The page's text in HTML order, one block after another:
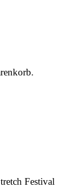
Festival